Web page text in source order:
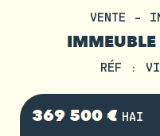
VENTE -
IMMEUBLE
RÉF :
369 500 € HAI